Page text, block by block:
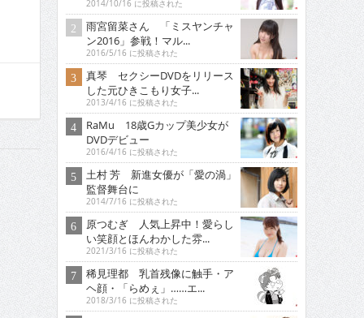
2014/10/16 に投稿された
雨宮留菜さん 「ミスヤンチャ
ン2016」参戦！マル...
2016/5/16 に投稿された
真琴 セクシーDVDをリリース
した元ひきこもり女子...
2013/4/16 に投稿された
RaMu 18歳Gカップ美少女が
DVDデビュー
2016/4/16 に投稿された
土村 芳 新進女優が「愛の渦」
監督舞台に
2014/7/16 に投稿された
原つむぎ 人気上昇中！愛らし
い笑顔とほんわかした雰...
2021/3/16 に投稿された
稀見理都 乳首残像に触手・ア
ヘ顔・「らめぇ」……エ...
2018/3/16 に投稿された